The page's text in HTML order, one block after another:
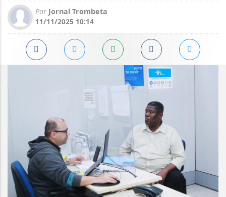
Por Jornal Trombeta
11/11/2025 10:14